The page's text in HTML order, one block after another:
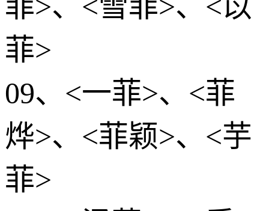
菲>
09、<一菲>、<菲
烨>、<菲颖>、<芋
菲>